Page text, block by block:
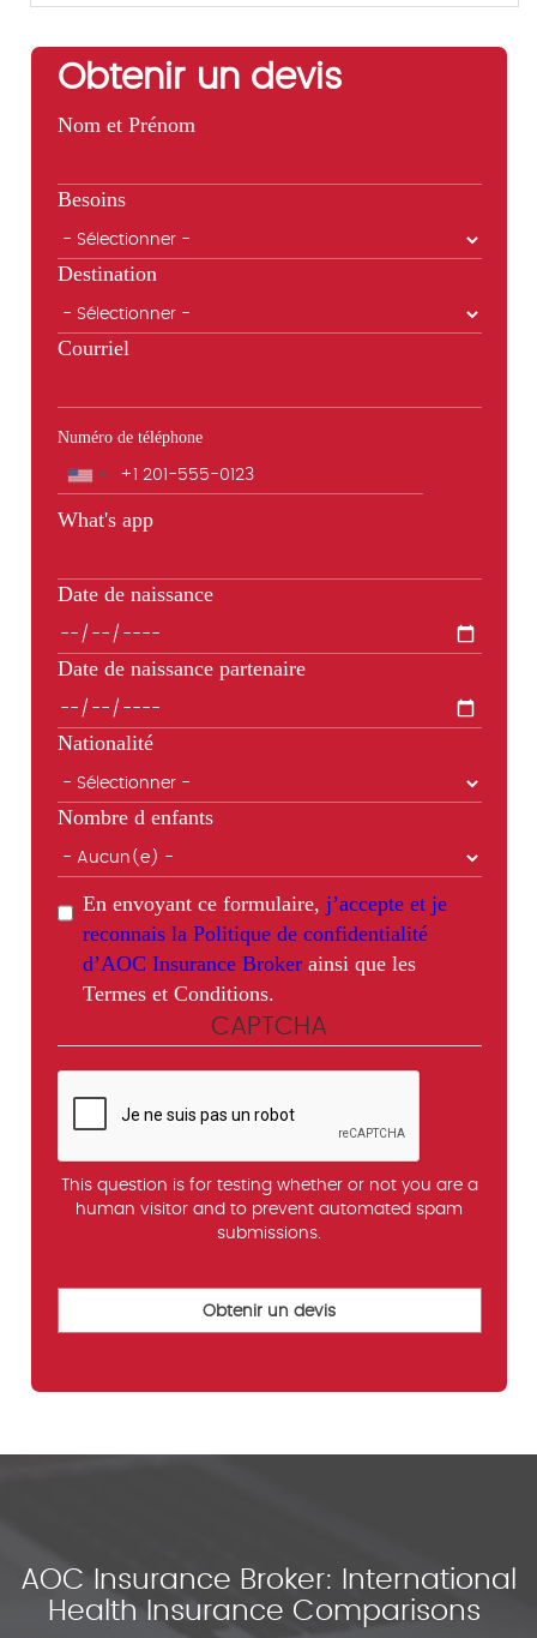
Obtenir un devis
Nom et Prénom
Besoins
Destination
Courriel
Numéro de téléphone
Téléphone
What's app
Date de naissance
Date de naissance partenaire
Nationalité
Nombre d enfants
En envoyant ce formulaire, j’accepte et je
reconnais la Politique de confidentialité
d’AOC Insurance Brokerainsi que les
Termes et Conditions.
CAPTCHA
This question is for testing whether or not you are a
human visitor and to prevent automated spam
submissions.
AOC Insurance Broker: International
Health Insurance Comparisons